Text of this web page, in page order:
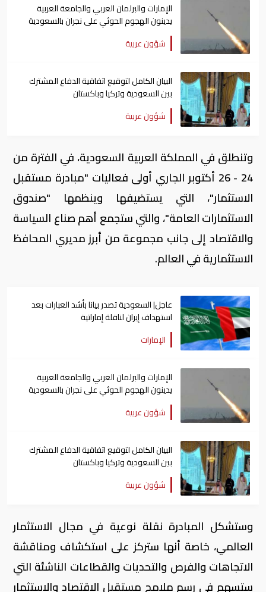
الإمارات والبرلمان العربي والجامعة العربية
يدينون الهجوم الحوثي على نجران بالسعودية
شؤون عربية
البيان الكامل لتوقيع اتفاقية الدفاع المشترك
بين السعودية وتركيا وباكستان
شؤون عربية
وتنطلق في المملكة العربية السعودية، في الفترة من
24 - 26 أكتوبر الجاري أولى فعاليات "مبادرة مستقبل
الاستثمار"، التي يستضيفها وينظمها "صندوق
الاستثمارات العامة"، والتي ستجمع أهم صناع السياسة
والاقتصاد إلى جانب مجموعة من أبرز مديري المحافظ
الاستثمارية في العالم.
عاجل| السعودية تصدر بيانا بأشد العبارات بعد
استهداف إيران لناقلة إماراتية
الإمارات
الإمارات والبرلمان العربي والجامعة العربية
يدينون الهجوم الحوثي على نجران بالسعودية
شؤون عربية
البيان الكامل لتوقيع اتفاقية الدفاع المشترك
بين السعودية وتركيا وباكستان
شؤون عربية
وستشكل المبادرة نقلة نوعية في مجال الاستثمار
العالمي، خاصة أنها ستركز على استكشاف ومناقشة
الاتجاهات والفرص والتحديات والقطاعات الناشئة التي
ستسهم في رسم ملامح مستقبل الاقتصاد والاستثمار